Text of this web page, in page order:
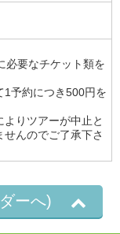
必要なチケット類を
予約につき500円を
りツアーが中止と
んのでご了承下さ
ーへ)